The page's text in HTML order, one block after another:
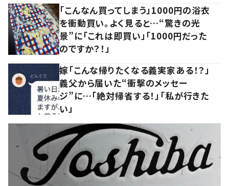
「こんなん買ってしまう」1000円の浴衣
を衝動買い。よく見ると…“驚きの光
景”に「これは即買い」「1000円だった
のですか？！」
嫁「こんな帰りたくなる義実家ある！？」
義父から届いた“衝撃のメッセー
ジ”に…「絶対帰省する！」「私が行きた
い」